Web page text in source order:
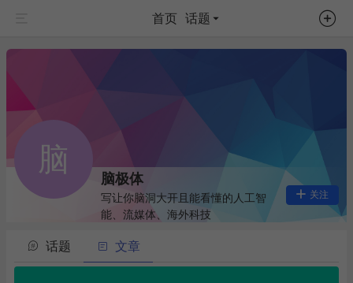
首页 话题
脑 脑极体
写让你脑洞大开且能看懂的人工智
能、流媒体、海外科技
关注
话题 文章